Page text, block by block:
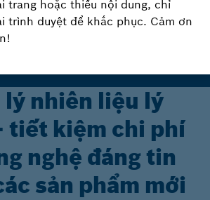
lý nhiên liệu lý
tiết kiệm chi phí
nghệ đáng tin
sản phẩm mới
trang hoặc thiếu nội dung, chỉ
trình duyệt để khắc phục. Cảm ơn